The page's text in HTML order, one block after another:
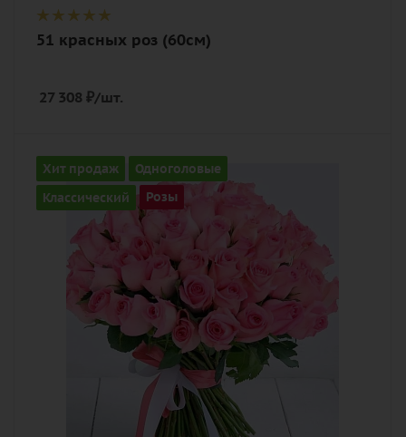
51 красных роз (60см)
27 308 ₽/шт.
Хит продаж
Одноголовые
Классический
Розы
Количество
51
нежный, розовый
Описание
роза, лента